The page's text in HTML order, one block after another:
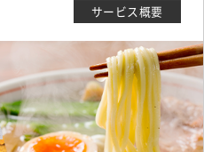
サービス概要